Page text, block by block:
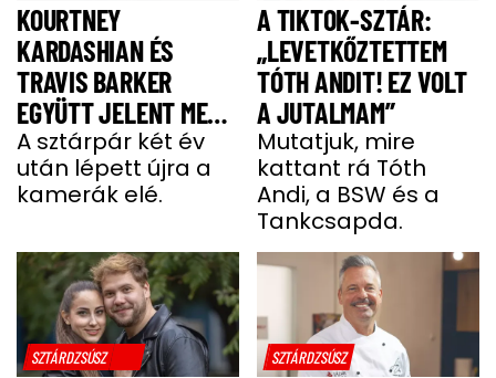
KOURTNEY
KARDASHIAN ÉS
TRAVIS BARKER
EGYÜTT JELENT MEG
A VÖRÖS SZŐNYEGEN
A sztárpár két év
után lépett újra a
kamerák elé.
A TIKTOK-SZTÁR:
„LEVETKŐZTETTEM
TÓTH ANDIT! EZ VOLT
A JUTALMAM”
Mutatjuk, mire
kattant rá Tóth
Andi, a BSW és a
Tankcsapda.
SZTÁRDZSÚSZ SZTÁRDZSÚSZ